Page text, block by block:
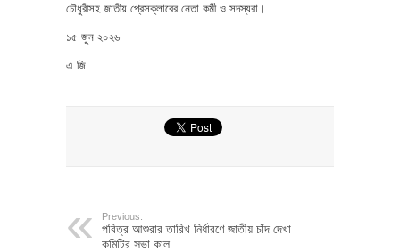
চৌধুরীসহ জাতীয় প্রেসক্লাবের নেতা কর্মী ও সদস্যরা।
১৫ জুন ২০২৬
এ জি
Previous:
পবিত্র আশুরার তারিখ নির্ধারণে জাতীয় চাঁদ দেখা
কমিটির সভা কাল